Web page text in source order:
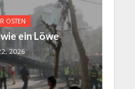
OSTEN
ein Löwe
2026